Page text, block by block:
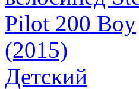
Детский